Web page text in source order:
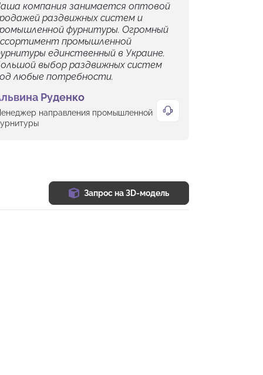
компания занимается оптовой
раздвижных систем и
фурнитуры. Огромный
промышленной
единственный в Украине.
выбор раздвижных систем
любые потребности.
Руденко
направления промышленной
Запрос на 3D-модель